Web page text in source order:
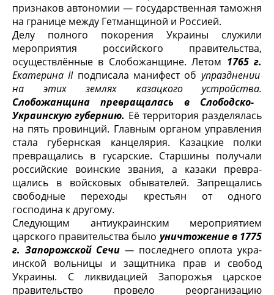
признаков автономии — государственная таможня
на границе между Гетманщиной и Россией.
Делу полного покорения Украины служили
мероприятия российского пра­вительства,
осуществлённые в Слобожанщине. Летом 1765 г.
Екатерина II подписала манифест об упразднении
на этих землях казацкого устрой­ства.
Слобожанщина превращалась в Слободско-
Украинскую губер­нию. Её территория разделялась
на пять провинций. Главным органом уп­равления
стала губернская канцелярия. Казацкие полки
превращались в гу­сарские. Старшины получали
российские воинские звания, а казаки превра­
щались в войсковых обывателей. Запрещались
свободные переходы кресть­ян от одного
господина к другому.
Следующим антиукраинским мероприятием
царского правительства было уничтожение в 1775
г. Запорожской Сечи — последнего оплота укра­
инской вольницы и защитника прав и свобод
Украины. С ликвидацией Запо­рожья царское
правительство провело реорганизацию